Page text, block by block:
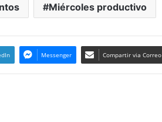
Miércoles productivo
Messenger Compartir via Correo